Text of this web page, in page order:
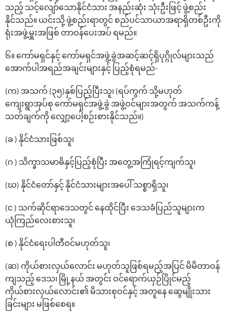
သည့် သင့်‌လျော်‌သောနိုင်ငံသား အနည်းဆုံး သုံးဦးဖြင့် ဖွဲ့စည်း
နိုင်သည်။ ယင်းသို့ ဖွဲ့စည်းရာတွင် စည်ပင်သာယာအရာရှိတစ်ဦးကို
ရုံးအဖွဲ့မှူးအဖြစ် တာဝန်‌ပေးအပ် ရမည်။
၆။ ကော်မရှင်နှင့် ကော်မရှင်အဖွဲ့ခွဲအဆင့်ဆင့်ရှိပုဂ္ဂိုလ်များသည်
အောက်ပါအရည်အချင်းများနှင့် ပြည့်စုံရမည်-
(က) အသက် (၃၅)နှစ်ပြည့်ပြီးသူ၊ (ရပ်ကွက် သို့မဟုတ်
ကျေးရွာအုပ်စု ကော်မရှင်အဖွဲ့ခွဲ အဖွဲ့ဝင်များအတွက် အသက်ကန့်
သတ်ချက်ကို လျှော့ပေါ့စဉ်းစားနိုင်သည်။)
(ခ ) နိုင်ငံသားဖြစ်သူ၊
(ဂ ) သိက္ခာသမာဓိနှင့်ပြည့်စုံပြီး အတွေ့အကြုံရင့်ကျက်သူ၊
(ဃ) နိုင်ငံတော်နှင့် နိုင်ငံသားများအပေါ် သစ္စာရှိသူ၊
(င ) သက်ဆိုင်ရာဒေသတွင် နေထိုင်ပြီး ဒေသခံပြည်သူများက
ယုံကြည်လေးစားသူ၊
(စ ) နိုင်ငံရေးပါတီဝင်မဟုတ်သူ၊
(ဆ) ကိုယ်စားလှယ်လောင်း မဟုတ်သူဖြစ်ရမည့်အပြင် မိမိတာဝန်
ကျသည့် ဒေသ၊ မြို့နယ် အတွင်း ဝင်ရောက်ယှဉ်ပြိုင်မည့်
ကိုယ်စားလှယ်လောင်း၏ မိသားစုဝင်နှင့် အတူနေ ဆွေမျိုးသား
ခြင်းများ မဖြစ်စေရ။